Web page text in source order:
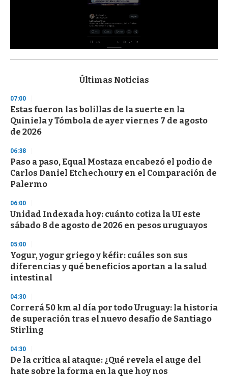
s
d
s
o
f
3
s
e
c
o
n
Últimas Noticias
07:00
Estas fueron las bolillas de la suerte en la
Quiniela y Tómbola de ayer viernes 7 de agosto
de 2026
06:38
Paso a paso, Equal Mostaza encabezó el podio de
Carlos Daniel Etchechoury en el Comparación de
Palermo
06:00
Unidad Indexada hoy: cuánto cotiza la UI este
sábado 8 de agosto de 2026 en pesos uruguayos
05:00
Yogur, yogur griego y kéfir: cuáles son sus
diferencias y qué beneficios aportan a la salud
intestinal
04:30
Correrá 50 km al día por todo Uruguay: la historia
de superación tras el nuevo desafío de Santiago
Stirling
04:30
De la crítica al ataque: ¿Qué revela el auge del
hate sobre la forma en la que hoy nos